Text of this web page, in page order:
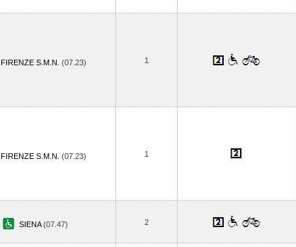
FIRENZE S.M.N. (07.23) 1
FIRENZE S.M.N. (07.23) 1
SIENA(07.47) 2